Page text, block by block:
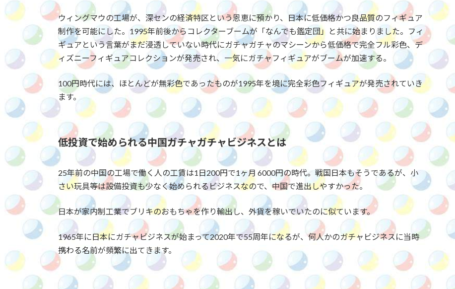
ウィングマウの工場が、深センの経済特区という恩恵に預かり、日本に低価格かつ良品質のフィギュア
制作を可能にした。1995年前後からコレクターブームが「なんでも鑑定団」と共に始まりました。フィ
ギュアという言葉がまだ浸透していない時代にガチャガチャのマシーンから低価格で完全フル彩色、デ
ィズニーフィギュアコレクションが発売され、一気にガチャフィギュアがブームが加速する。
100円時代には、ほとんどが無彩色であったものが1995年を境に完全彩色フィギュアが発売されていき
ます。
低投資で始められる中国ガチャガチャビジネスとは
25年前の中国の工場で働く人の工賃は1日200円で1ヶ月 6000円の時代。戦国日本もそうであるが、小
さい玩具等は設備投資も少なく始められるビジネスなので、中国で進出しやすかった。
日本が家内制工業でブリキのおもちゃを作り輸出し、外貨を稼いでいたのに似ています。
1965年に日本にガチャビジネスが始まって2020年で55周年になるが、何人かのガチャビジネスに当時
携わる名前が頻繁に出てきます。